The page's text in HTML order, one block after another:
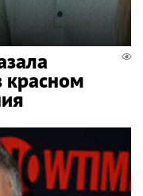
красном